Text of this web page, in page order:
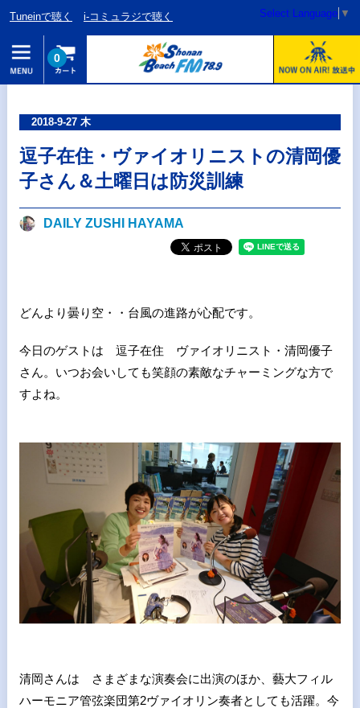
Tuneinで聴く i-コミュラジで聴く Select Language ▼
0
2018-9-27 木
逗子在住・ヴァイオリニストの清岡優
子さん＆土曜日は防災訓練
DAILY ZUSHI HAYAMA
どんより曇り空・・台風の進路が心配です。
今日のゲストは 逗子在住 ヴァイオリニスト・清岡優子
さん。いつお会いしても笑顔の素敵なチャーミングな方で
すよね。
清岡さんは さまざまな演奏会に出演のほか、藝大フィル
ハーモニア管弦楽団第2ヴァイオリン奏者としても活躍。今